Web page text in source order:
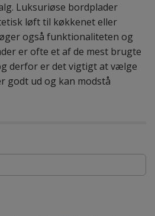
Luksuriøse bordplader
løft til køkkenet eller
også funktionaliteten og
er ofte et af de mest brugte
derfor er det vigtigt at vælge
godt ud og kan modstå